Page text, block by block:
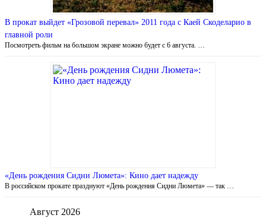
В прокат выйдет «Грозовой перевал» 2011 года с Каей Скоделарио в
главной роли
Посмотреть фильм на большом экране можно будет с 6 августа. …
«День рождения Сидни Люмета»: Кино дает надежду
В российском прокате празднуют «День рождения Сидни Люмета» — так …
Август 2026